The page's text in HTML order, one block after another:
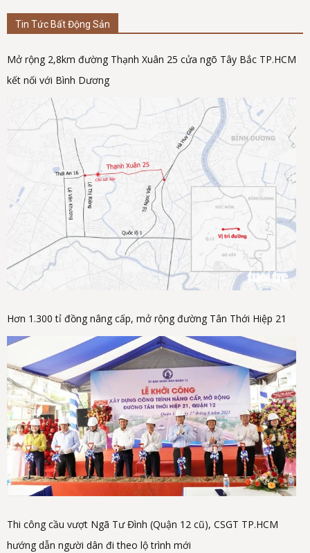
Tin Tức Bất Động Sản
Mở rộng 2,8km đường Thạnh Xuân 25 cửa ngõ Tây Bắc TP.HCM
kết nối với Bình Dương
Hơn 1.300 tỉ đồng nâng cấp, mở rộng đường Tân Thới Hiệp 21
Thi công cầu vượt Ngã Tư Đình (Quận 12 cũ), CSGT TP.HCM
hướng dẫn người dân đi theo lộ trình mới